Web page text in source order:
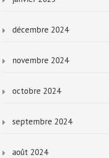
décembre 2024
novembre 2024
octobre 2024
septembre 2024
août 2024